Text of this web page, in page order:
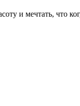
и мечтать, что